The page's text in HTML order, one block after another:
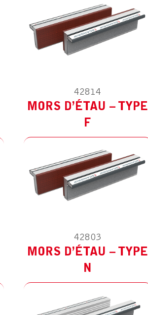
42814
MORS D’ÉTAU – TYPE
F
42803
MORS D’ÉTAU – TYPE
N
MODÈLE :POUR AUTRES
MODÈLE :POUR AUTRES